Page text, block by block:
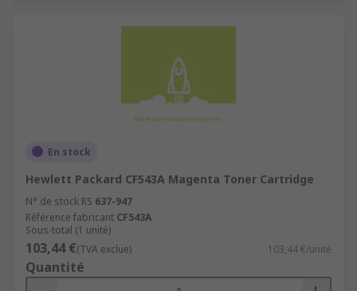
En stock
Hewlett Packard CF543A Magenta Toner Cartridge
N° de stock RS 637-947
Référence fabricant CF543A
Sous-total (1 unité)
103,44 €(TVA exclue) 103,44 €/unité
Quantité